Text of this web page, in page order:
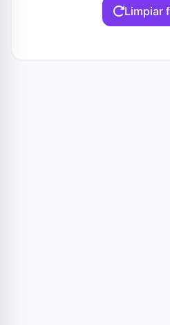
Limpiar